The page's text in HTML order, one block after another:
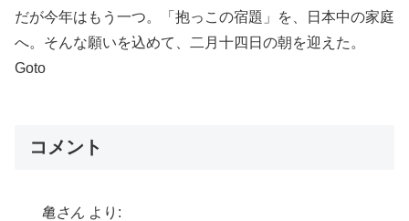
だが今年はもう一つ。「抱っこの宿題」を、日本中の家庭
へ。そんな願いを込めて、二月十四日の朝を迎えた。
Goto
コメント
亀さん より: